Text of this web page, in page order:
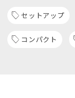
セットアップ
コンパクト